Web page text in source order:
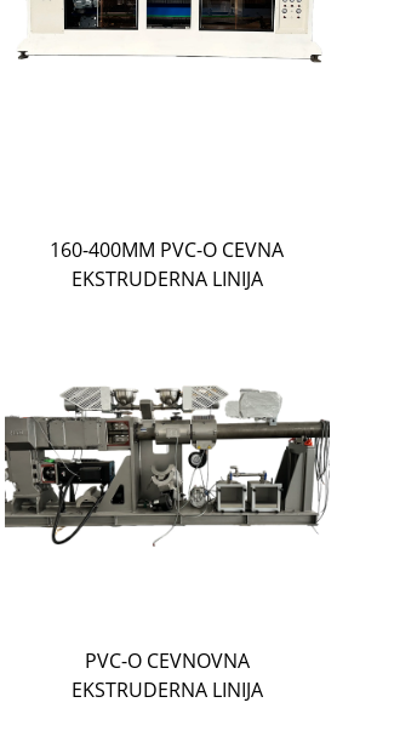
160-400MM PVC-O CEVNA
EKSTRUDERNA LINIJA
PVC-O CEVNOVNA
EKSTRUDERNA LINIJA